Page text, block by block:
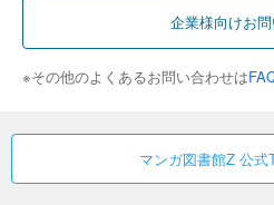
企業様向けお
※その他のよくあるお問い合わせは
マンガ図書館Z 公式